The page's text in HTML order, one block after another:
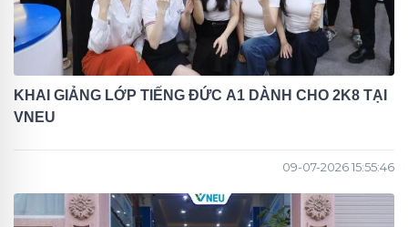
KHAI GIẢNG LỚP TIẾNG ĐỨC A1 DÀNH CHO 2K8 TẠI
VNEU
09-07-2026 15:55:46